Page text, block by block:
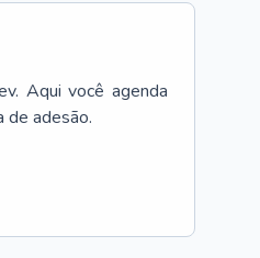
Aqui você agenda
de adesão.